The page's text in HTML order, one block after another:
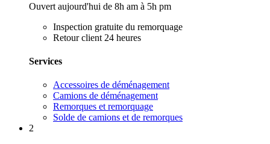
Ouvert aujourd'hui de 8h am à 5h pm
Inspection gratuite du remorquage
Retour client 24 heures
Services
Accessoires de déménagement
Camions de déménagement
Remorques et remorquage
Solde de camions et de remorques
2